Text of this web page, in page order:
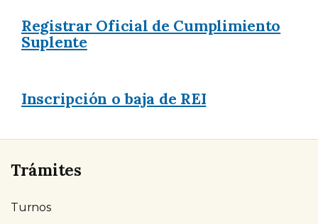
Registrar Oficial de Cumplimiento
Suplente
Inscripción o baja de REI
Trámites
Turnos